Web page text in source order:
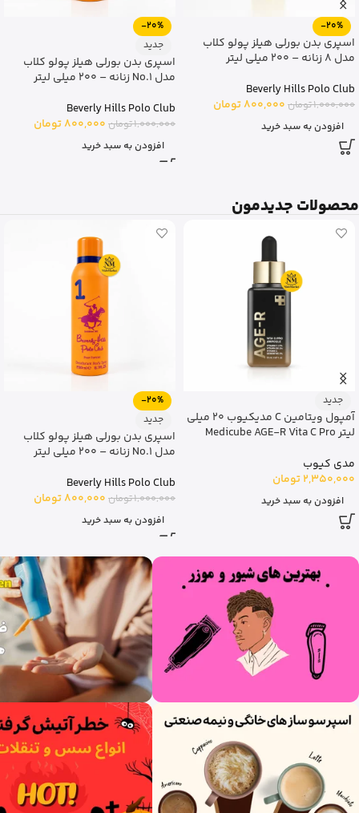
-20%
اسپری بدن بورلی هیلز پولو کلاب
مدل 8 زنانه – 200 میلی لیتر
Beverly Hills Polo Club
1,000,000تومان 800,000تومان
افزودن به سبد خرید
-20%
جدید
اسپری بدن بورلی هیلز پولو کلاب
مدل No.1 زنانه – 200 میلی لیتر
Beverly Hills Polo Club
1,000,000تومان 800,000تومان
افزودن به سبد خرید
محصولات جدیدمون
-20%
جدید
اسپری بدن بورلی هیلز پولو کلاب
لیتر
Beverly Hills Polo Club
1,000,000 تومان800,000
افزودن به سبد خرید
-20%
جدید
اسپری دئودورانت بدن بورلی هیلز
پولو کلاب 2 مدل Sport
Beverly Hills Polo Club
1,000,000تومان 800,000تومان
افزودن به سبد خرید